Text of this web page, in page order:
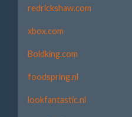
redrickshaw.com
xbox.com
Boldking.com
foodspring.nl
lookfantastic.nl